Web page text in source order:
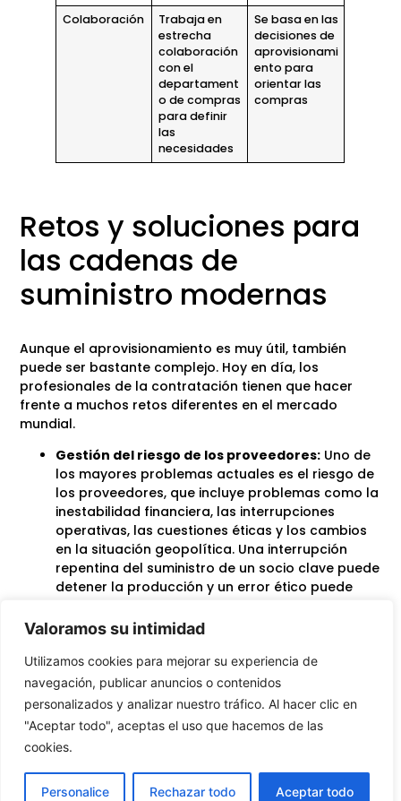
Valoramos su intimidad
Utilizamos cookies para mejorar su experiencia de
navegación, publicar anuncios o contenidos
personalizados y analizar nuestro tráfico. Al hacer clic en
"Aceptar todo", aceptas el uso que hacemos de las
cookies.
Personalice Rechazar todo Aceptar todo
Colaboración
Trabaja en
estrecha
colaboración
con el
departament
o de compras
para definir
las
necesidades
Se basa en las
decisiones de
aprovisionami
ento para
orientar las
compras
Retos y soluciones para
las cadenas de
suministro modernas
Aunque el aprovisionamiento es muy útil, también
puede ser bastante complejo. Hoy en día, los
profesionales de la contratación tienen que hacer
frente a muchos retos diferentes en el mercado
mundial.
Gestión del riesgo de los proveedores: Uno de
los mayores problemas actuales es el riesgo de
los proveedores, que incluye problemas como la
inestabilidad financiera, las interrupciones
operativas, las cuestiones éticas y los cambios
en la situación geopolítica. Una interrupción
repentina del suministro de un socio clave puede
detener la producción y un error ético puede
La solución es llevar a cabo una diligencia
financiera, utilizar más de un proveedor y
vigilarlo todo de cerca. Prepararse para
problemas con componentes clave y mantener
un buen contacto con los proveedores puede
ayudar a evitar muchos problemas,
garantizando un suministro ininterrumpido y
manteniendosatisfacción del cliente.
Control de calidad y conformidad:Mantener el